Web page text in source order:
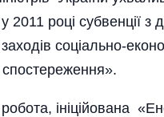
2011 році субвенції
соціально-
спостереження».
робота, ініційована